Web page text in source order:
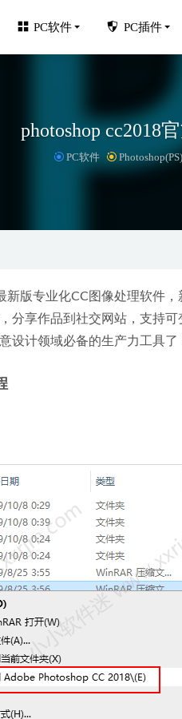
PC软件 PC插件
photoshop cc2018
PC软件 Photoshop(PS)
版专业化CC图像处理软件
分享作品到社交网站，支持可
设计领域必备的生产力工具了
6.3.0.78 中文专业版-高效
Illustrator 2023